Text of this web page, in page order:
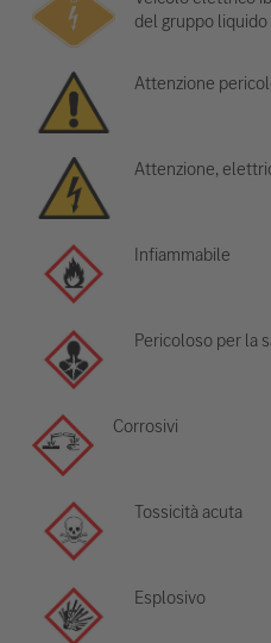
del gruppo
Attenzione
Attenzione,
Infiammabile
Pericoloso per la
Corrosivi
Tossicità acuta
Esplosivo